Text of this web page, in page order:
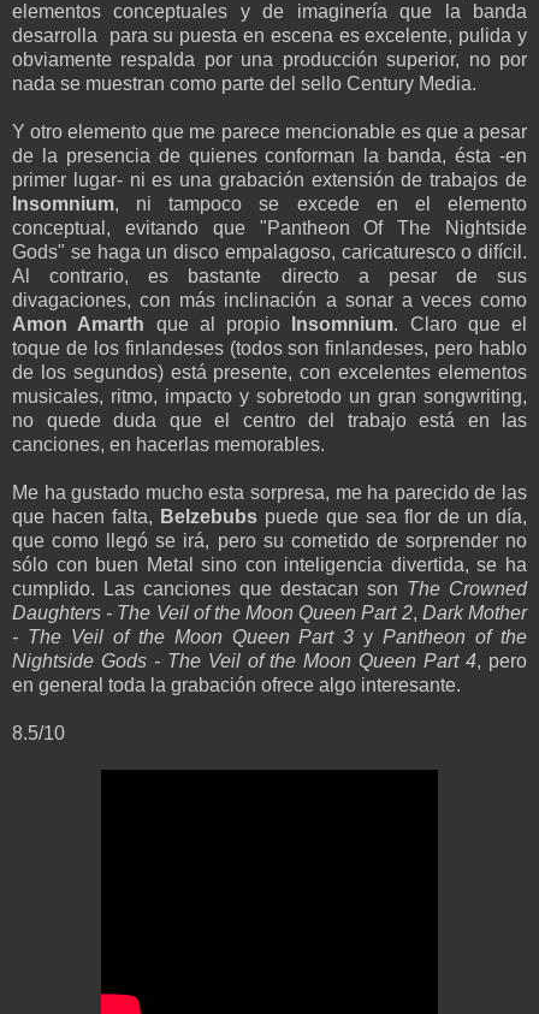
elementos conceptuales y de imaginería que la banda
desarrolla para su puesta en escena es excelente, pulida y
obviamente respalda por una producción superior, no por
nada se muestran como parte del sello Century Media.
Y otro elemento que me parece mencionable es que a pesar
de la presencia de quienes conforman la banda, ésta -en
primer lugar- ni es una grabación extensión de trabajos de
Insomnium, ni tampoco se excede en el elemento
conceptual, evitando que "Pantheon Of The Nightside
Gods" se haga un disco empalagoso, caricaturesco o difícil.
Al contrario, es bastante directo a pesar de sus
divagaciones, con más inclinación a sonar a veces como
Amon Amarth que al propio Insomnium. Claro que el
toque de los finlandeses (todos son finlandeses, pero hablo
de los segundos) está presente, con excelentes elementos
musicales, ritmo, impacto y sobretodo un gran songwriting,
no quede duda que el centro del trabajo está en las
canciones, en hacerlas memorables.
Me ha gustado mucho esta sorpresa, me ha parecido de las
que hacen falta, Belzebubs puede que sea flor de un día,
que como llegó se irá, pero su cometido de sorprender no
sólo con buen Metal sino con inteligencia divertida, se ha
cumplido. Las canciones que destacan son The Crowned
Daughters - The Veil of the Moon Queen Part 2, Dark Mother
- The Veil of the Moon Queen Part 3 yPantheon of the
Nightside Gods - The Veil of the Moon Queen Part 4, pero
en general toda la grabación ofrece algo interesante.
8.5/10